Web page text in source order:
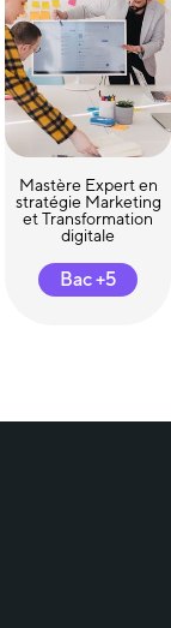
Mastère Expert en
stratégie Marketing
et Transformation
digitale
Bac +5